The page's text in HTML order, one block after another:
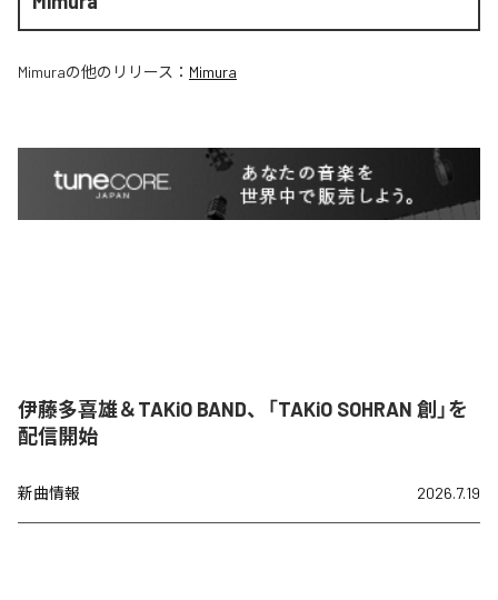
Mimuraの他のリリース： Mimura
伊藤多喜雄＆TAKiO BAND、「TAKiO SOHRAN 創」を
配信開始
新曲情報 2026.7.19